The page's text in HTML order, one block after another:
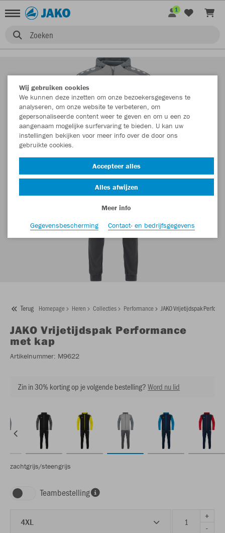
Zoeken
1
Terug Homepage Heren Collecties Performance JAKO Vrijetijdspak
JAKO Vrijetijdspak Performance
met kap
Artikelnummer: M9622
Zin in 30% korting op je volgende bestelling?Word nu lid
zachtgrijs/steengrijs
Teambestelling
4XL
+
-
Wij gebruiken cookies
We kunnen deze inzetten om onze bezoekersgegevens te
analyseren, om onze website te verbeteren, om
gepersonaliseerde content weer te geven en om u een zo
aangenaam mogelijke surfervaring te bieden. U kan uw
instellingen bekijken voor meer info over de door ons
gebruikte cookies.
Accepteer alles
Alles afwijzen
Meer info
Gegevensbescherming
Contact- en bedrijfsgegevens